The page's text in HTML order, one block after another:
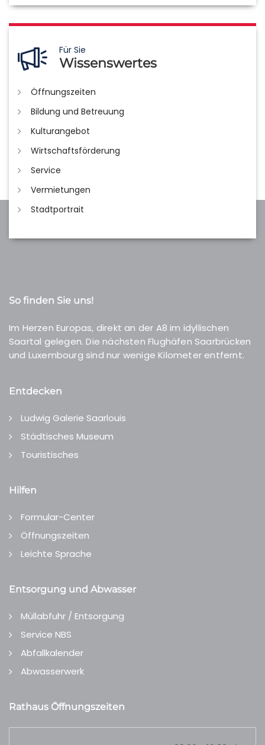
Für Sie
Wissenswertes
Öffnungszeiten
Bildung und Betreuung
Kulturangebot
Wirtschaftsförderung
Service
Vermietungen
Stadtportrait
So finden Sie uns!
Im Herzen Europas, direkt an der A8 im idyllischen
Saartal gelegen. Die nächsten Flughäfen Saarbrücken
und Luxembourg sind nur wenige Kilometer entfernt.
Entdecken
Ludwig Galerie Saarlouis
Städtisches Museum
Touristisches
Hilfen
Formular-Center
Öffnungszeiten
Leichte Sprache
Entsorgung und Abwasser
Müllabfuhr / Entsorgung
Service NBS
Abfallkalender
Abwasserwerk
Rathaus Öffnungszeiten